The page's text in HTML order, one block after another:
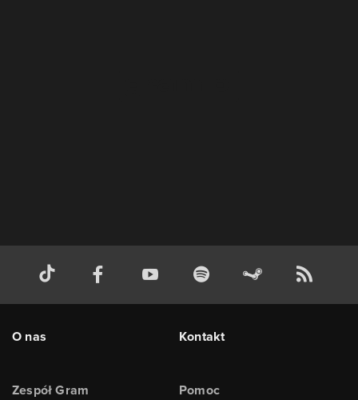
O nas
Zespół Gram
Kontakt
Pomoc